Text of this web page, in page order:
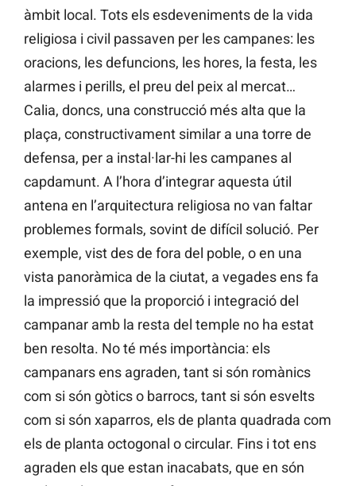
àmbit local. Tots els esdeveniments de la vida
religiosa i civil passaven per les campanes: les
oracions, les defuncions, les hores, la festa, les
alarmes i perills, el preu del peix al mercat…
Calia, doncs, una construcció més alta que la
plaça, constructivament similar a una torre de
defensa, per a instal·lar-hi les campanes al
capdamunt. A l’hora d’integrar aquesta útil
antena en l’arquitectura religiosa no van faltar
problemes formals, sovint de difícil solució. Per
exemple, vist des de fora del poble, o en una
vista panoràmica de la ciutat, a vegades ens fa
la impressió que la proporció i integració del
campanar amb la resta del temple no ha estat
ben resolta. No té més importància: els
campanars ens agraden, tant si són romànics
com si són gòtics o barrocs, tant si són esvelts
com si són xaparros, els de planta quadrada com
els de planta octogonal o circular. Fins i tot ens
agraden els que estan inacabats, que en són